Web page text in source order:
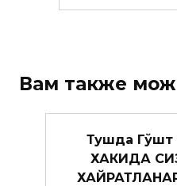
Вам также
Тушда
ХАКИДА